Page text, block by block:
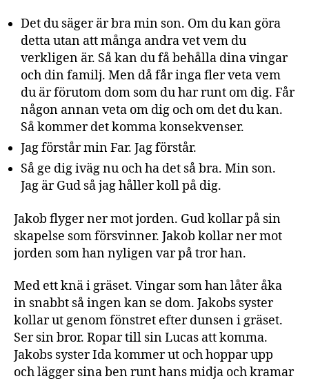
Det du säger är bra min son. Om du kan göra
detta utan att många andra vet vem du
verkligen är. Så kan du få behålla dina vingar
och din familj. Men då får inga fler veta vem
du är förutom dom som du har runt om dig. Får
någon annan veta om dig och om det du kan.
Så kommer det komma konsekvenser.
Jag förstår min Far. Jag förstår.
Så ge dig iväg nu och ha det så bra. Min son.
Jag är Gud så jag håller koll på dig.
Jakob flyger ner mot jorden. Gud kollar på sin
skapelse som försvinner. Jakob kollar ner mot
jorden som han nyligen var på tror han.
Med ett knä i gräset. Vingar som han låter åka
in snabbt så ingen kan se dom. Jakobs syster
kollar ut genom fönstret efter dunsen i gräset.
Ser sin bror. Ropar till sin Lucas att komma.
Jakobs syster Ida kommer ut och hoppar upp
och lägger sina ben runt hans midja och kramar